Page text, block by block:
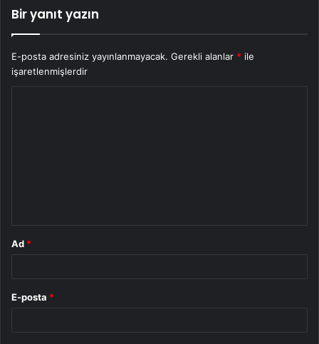
Bir yanıt yazın
E-posta adresiniz yayınlanmayacak. Gerekli alanlar * ile
işaretlenmişlerdir
Ad *
E-posta *